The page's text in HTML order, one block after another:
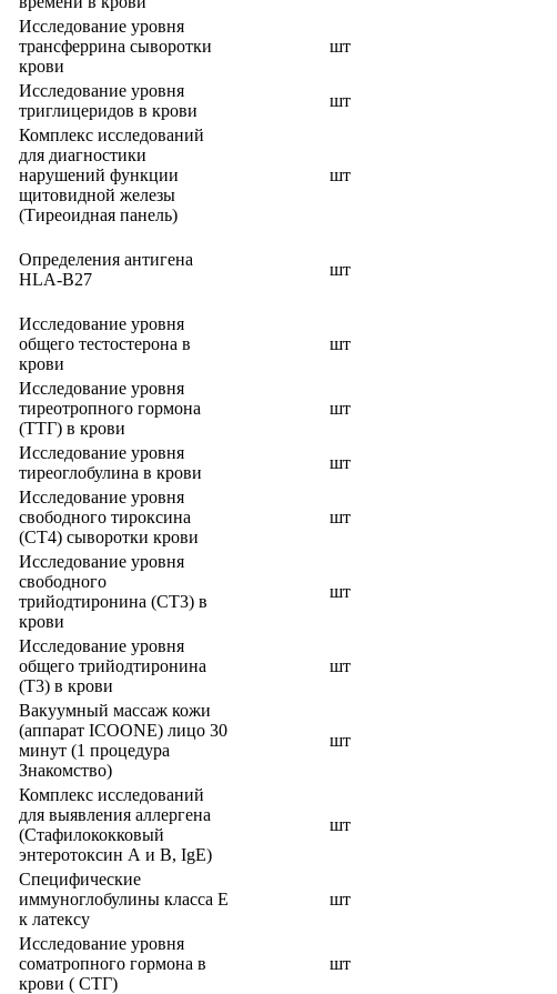
Исследование уровня
трансферрина сыворотки
крови
шт
Исследование уровня
триглицеридов в крови
шт
Комплекс исследований
для диагностики
нарушений функции
щитовидной железы
(Тиреоидная панель)
шт
Определения антигена
HLA-B27
шт
Исследование уровня
общего тестостерона в
крови
шт
Исследование уровня
тиреотропного гормона
(ТТГ) в крови
шт
Исследование уровня
тиреоглобулина в крови
шт
Исследование уровня
свободного тироксина
(СТ4) сыворотки крови
шт
Исследование уровня
свободного
трийодтиронина (СТ3) в
крови
шт
Исследование уровня
общего трийодтиронина
(Т3) в крови
шт
Вакуумный массаж кожи
(аппарат ICOONE) лицо 30
минут (1 процедура
Знакомство)
шт
Комплекс исследований
для выявления аллергена
(Стафилококковый
энтеротоксин А и В, IgE)
шт
Специфические
иммуноглобулины класса Е
к латексу
шт
Исследование уровня
соматропного гормона в
крови ( СТГ)
шт